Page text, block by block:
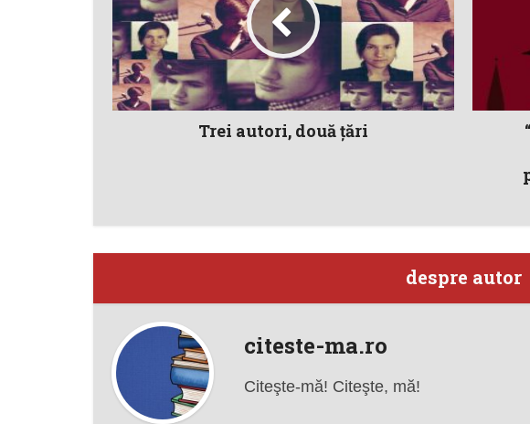
Trei autori, două țări
despre autor
citeste-ma.ro
Citeşte-mă! Citeşte, mă!